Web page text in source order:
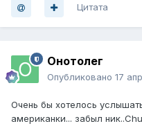
Цитата
Онотолег
Опубликовано 17
Очень бы хотелось
американки... забыл